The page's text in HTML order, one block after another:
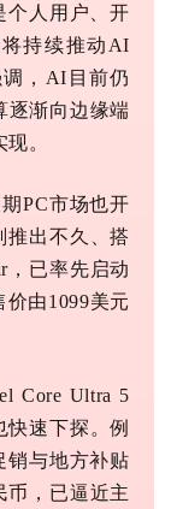
个人用户、开
持续推动AI
，AI目前仍
逐渐向边缘端
。
PC市场也开
推出不久、搭
，已率先启动
价由1099美元
Core Ultra 5
快速下探。例
销与地方补贴
币，已逼近主